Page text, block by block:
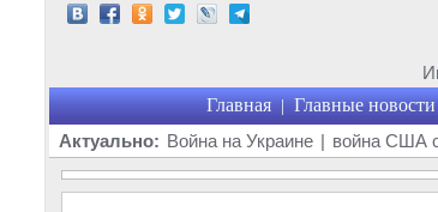
Главная | Главные новости
Актуально: Война на Украине | война США